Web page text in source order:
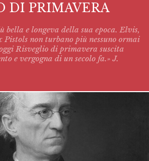
DI PRIMAVERA
bella e longeva della sua epoca. Elvis,
Pistols non turbano più nessuno ormai
Risveglio di primavera suscita
e vergogna di un secolo fa.» J.